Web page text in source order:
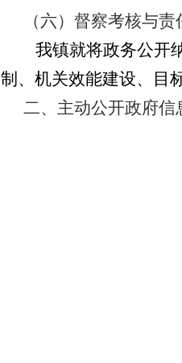
（六） 督察考核与责
我镇就将政务公开
制、机关效能建设、目
二、主动公开政府信